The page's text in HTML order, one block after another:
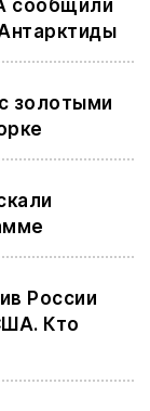
сообщили
золотыми
России
Кто